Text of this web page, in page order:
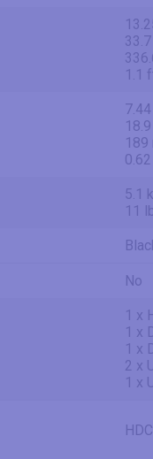
1.1
189
5.1
11
No
1 x
1 x
1 x
2 x
1 x